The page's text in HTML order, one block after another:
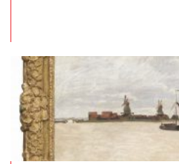
de bevrijding van de Zaanstreek op